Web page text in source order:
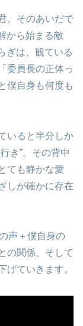
。そのあいだで
から始まる敵
ぎは、観ている
委員長の正体っ
僕自身も何度も
いると半分しか
き”。その背中
ても静かな愛
しが確かに存在
声＋僕自身の
の関係、そして
げていきます。